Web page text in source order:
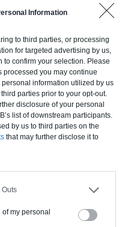
Information
to third parties, or processing
for targeted advertising by us,
confirm your selection. Please
processed you may continue
information utilized by us
parties prior to your opt-out.
disclosure of your personal
list of downstream participants.
by us to third parties on the
that may further disclose it to
Outs
of my personal
et conceptuels, dès le
architectes et artisans
et obtenez une
et des délais de